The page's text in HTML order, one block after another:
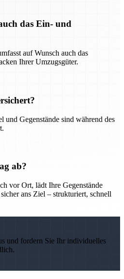
das Ein- und
auf Wunsch auch das
Ihrer Umzugsgüter.
und Gegenstände sind während des
ab?
vor Ort, lädt Ihre Gegenstände
ans Ziel – strukturiert, schnell
und fordern Sie Ihr individuelles